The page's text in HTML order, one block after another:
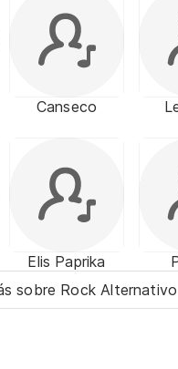
Canseco
Elis Paprika
sobre Rock Alternativo